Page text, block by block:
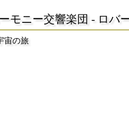
モニー交響楽団 - ロバ
宙の旅